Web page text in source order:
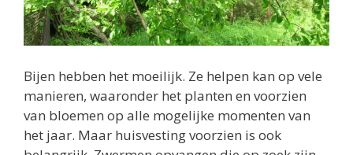
Bijen hebben het moeilijk. Ze helpen kan op vele
manieren, waaronder het planten en voorzien
van bloemen op alle mogelijke momenten van
het jaar. Maar huisvesting voorzien is ook